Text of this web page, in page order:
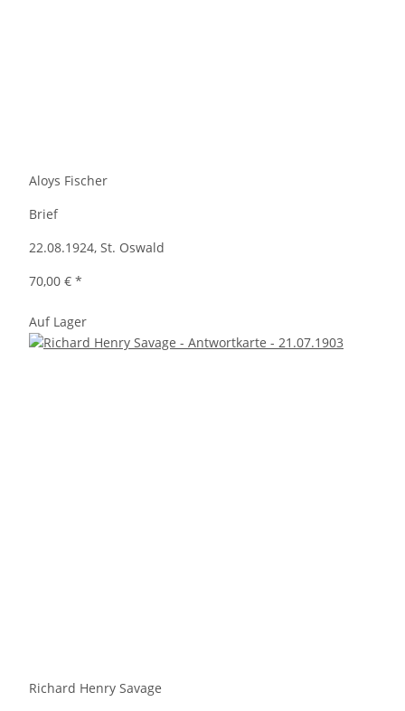
Aloys Fischer
Brief
22.08.1924, St. Oswald
70,00 € *
Auf Lager
Richard Henry Savage